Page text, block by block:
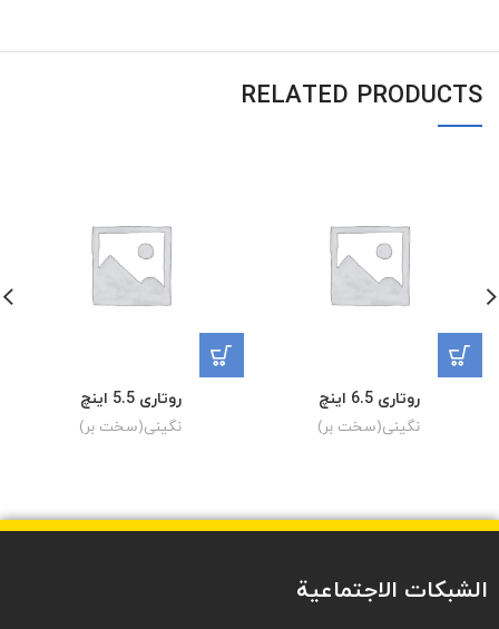
RELATED PRODUCTS
روتاری 6.5 اینچ
نگینی(سخت بر)
روتاری 5.5 اینچ
نگینی(سخت بر)
الشبكات الاجتماعية